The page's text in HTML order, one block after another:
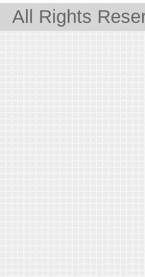
All Rights